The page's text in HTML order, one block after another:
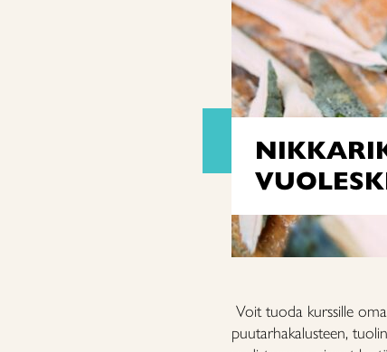
Voit tuoda kurssille
puutarhakalusteen,